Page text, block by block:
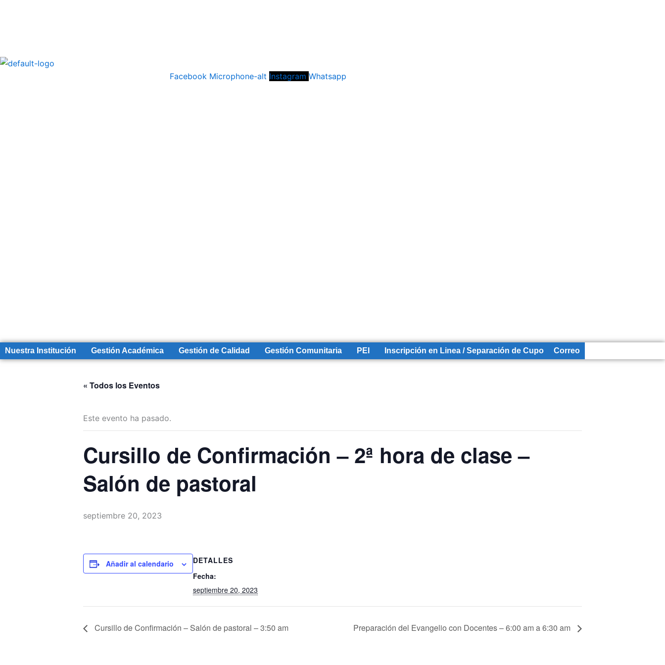
Facebook Microphone-alt Instagram Whatsapp
Nuestra Institución Gestión Académica Gestión de Calidad Gestión Comunitaria PEI Inscripción en Linea / Separación de Cupo Correo
« Todos los Eventos
Este evento ha pasado.
Cursillo de Confirmación – 2ª hora de clase –
Salón de pastoral
septiembre 20, 2023
Añadir al calendario
DETALLES
Fecha:
septiembre 20, 2023
Cursillo de Confirmación – Salón de pastoral – 3:50 am Preparación del Evangelio con Docentes – 6:00 am a 6:30 am